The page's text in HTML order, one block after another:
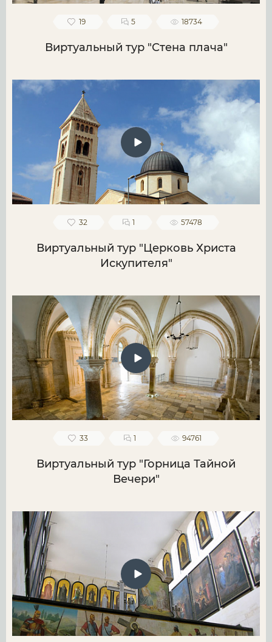
19 5 18734
Виртуальный тур "Стена плача"
32 1 57478
Виртуальный тур "Церковь Христа
Искупителя"
33 1 94761
Виртуальный тур "Горница Тайной
Вечери"